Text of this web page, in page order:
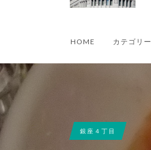
HOME カテゴリー
銀座４丁目